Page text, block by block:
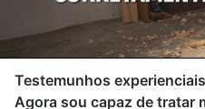
Testemunhos
Agora sou capaz de tratar